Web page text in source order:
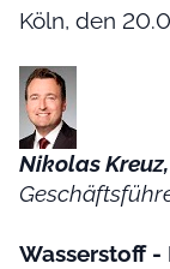
Köln, den
Nikolas Kreuz,
Wasserstoff -